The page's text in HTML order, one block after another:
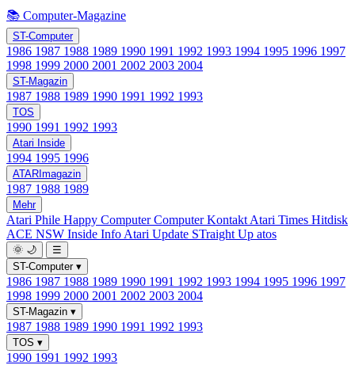
📚 Computer-Magazine
ST-Computer
1986 1987 1988 1989 1990 1991 1992 1993 1994 1995 1996 1997
1998 1999 2000 2001 2002 2003 2004
ST-Magazin
1987 1988 1989 1990 1991 1992 1993
TOS
1990 1991 1992 1993
Atari Inside
1994 1995 1996
ATARImagazin
1987 1988 1989
Mehr
Atari Phile Happy ComputerComputer Kontakt Atari Times Hitdisk
ACE NSW Inside Info Atari Update STraight Up atos
🌞 🌙
☰
ST-Computer ▾
1986 1987 1988 1989 1990 1991 1992 1993 1994 1995 1996 1997
1998 1999 2000 2001 2002 2003 2004
ST-Magazin ▾
1987 1988 1989 1990 1991 1992 1993
TOS ▾
1990 1991 1992 1993